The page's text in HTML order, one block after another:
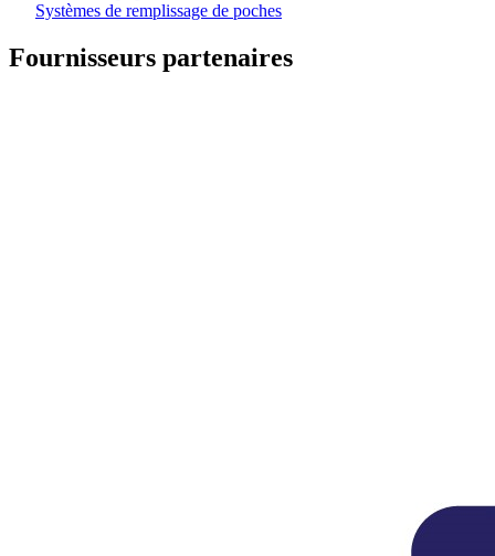
Systèmes de remplissage de poches
Fournisseurs partenaires